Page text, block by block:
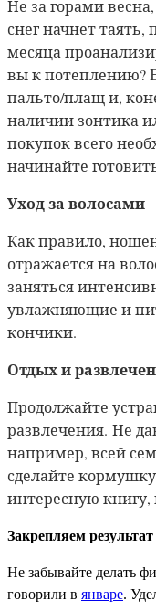
Не за горами
снег начнет таять,
месяца
вы к потеплению?
пальто/плащ и,
наличии зонтика
покупок всего
начинайте
Уход за волосами
Как правило,
отражается на
заняться
увлажняющие и
кончики.
Отдых и
Продолжайте
развлечения. Не
например, всей
сделайте
интересную книгу,
Закрепляем результат
Не забывайте делать
говорили в январе.